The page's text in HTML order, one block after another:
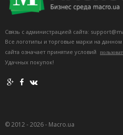
Связь с администрацией сайта:
Все логотипы и торговые марки на
сайта означает принятие условий
Удачных покупок!
© 2012 - 2026 - Macro.ua